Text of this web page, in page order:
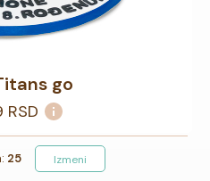
go
RSD
25 Izmeni